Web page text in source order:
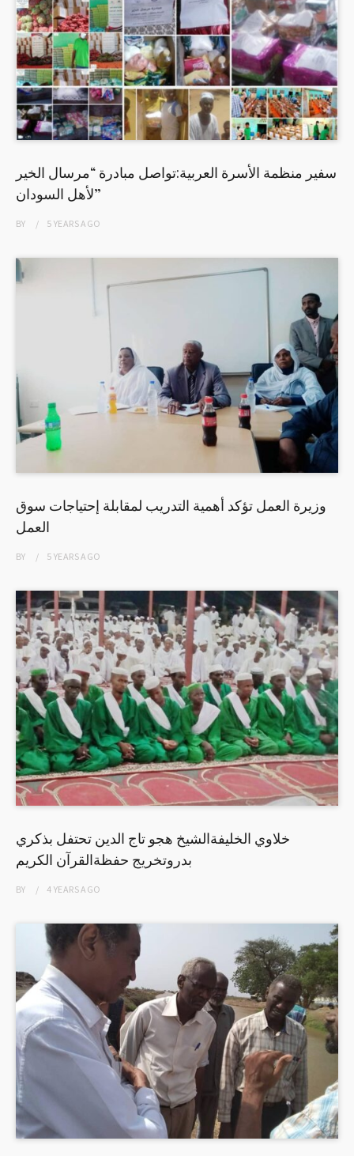
سفير منظمة الأسرة العربية:تواصل مبادرة “مرسال الخير
لأهل السودان”
BY 5 YEARSAGO
وزيرة العمل تؤكد أهمية التدريب لمقابلة إحتياجات سوق
العمل
BY 5 YEARSAGO
خلاوي الخليفةالشيخ هجو تاج الدين تحتفل بذكري
بدروتخريج حفظةالقرآن الكريم
BY 4 YEARSAGO